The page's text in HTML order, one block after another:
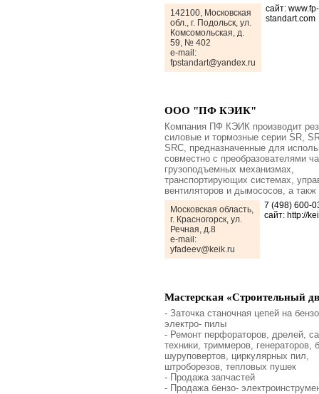
142100, Московская
обл., г. Подольск, ул.
Комсомольская, д.
59, № 402
e-mail:
fpstandart@yandex.ru
сайт: www.fp-
standart.com
ООО "ПФ КЭИК"
Компания ПФ КЭИК производит
силовые и тормозные серии SR,
SRC, предназначенные для
совместно с преобразователями
грузоподъемных механизмах,
транспортирующих системах,
вентиляторов и дымососов, а такж
Московская область,
г. Красногорск, ул.
Речная, д.8
e-mail:
yfadeev@keik.ru
7 (498) 600-
сайт: http://
Мастерская «Строительный
- Заточка станочная цепей на
электро- пилы
- Ремонт перфораторов, дрелей,
техники, триммеров, генераторов,
шуруповертов, циркулярных пил,
штроборезов, тепловых пушек
- Продажа запчастей
- Продажа бензо-